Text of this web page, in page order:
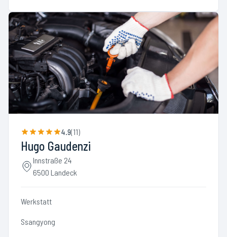
4.9(11)
Hugo Gaudenzi
Innstraße 24
6500 Landeck
Werkstatt
Ssangyong